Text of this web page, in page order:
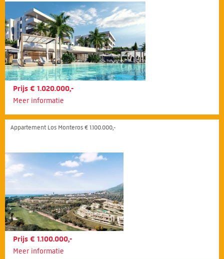
Prijs € 1.020.000,-
Meer informatie
Appartement Los Monteros € 1.100.000,-
Prijs € 1.100.000,-
Meer informatie